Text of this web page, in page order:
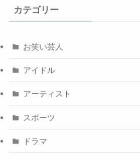
カテゴリー
お笑い芸人
アイドル
アーティスト
スポーツ
ドラマ